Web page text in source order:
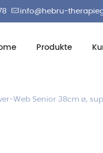
info@hebru-
Produkte
Web Senior 38cm ø,